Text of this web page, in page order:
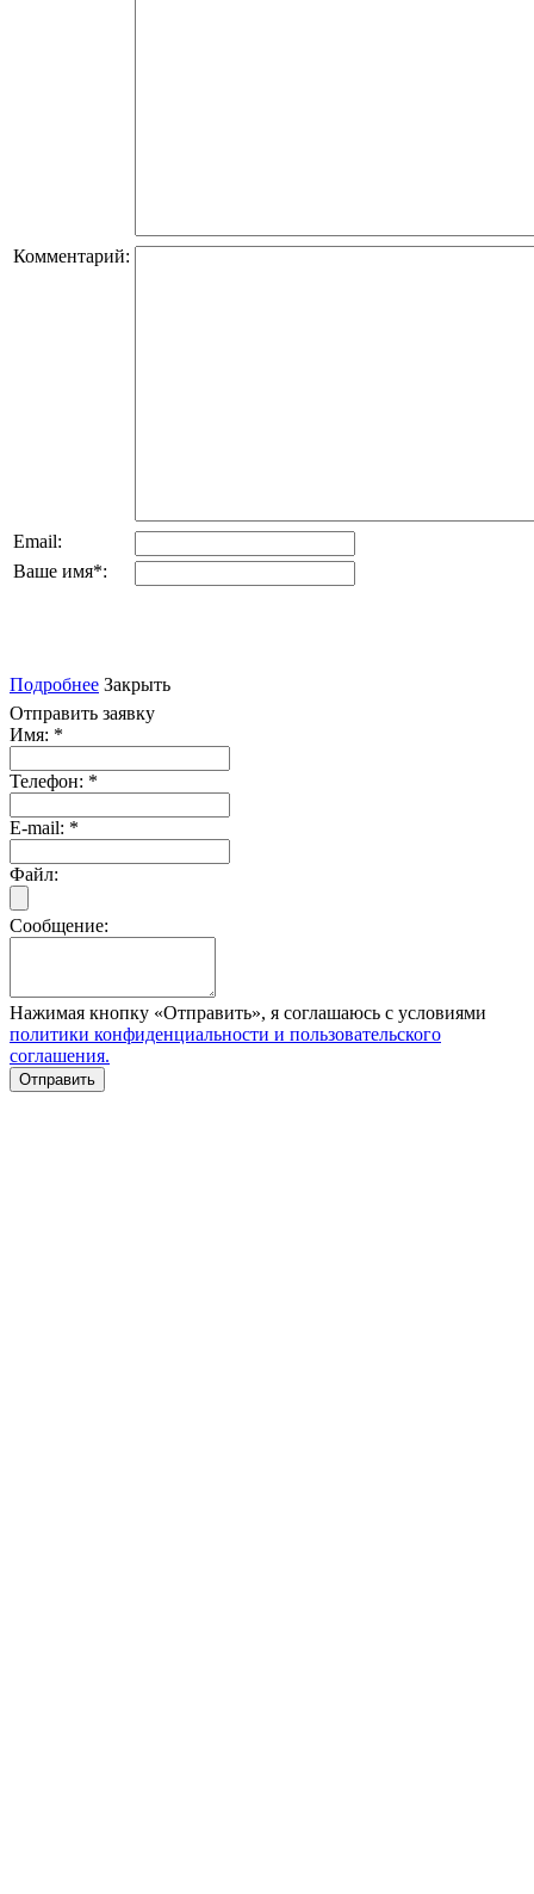
Комментарий:
Email:
Ваше имя*:
Подробнее Закрыть
Отправить заявку
Имя: *
Телефон: *
E-mail: *
Файл:
Сообщение:
Нажимая кнопку «Отправить», я соглашаюсь с условиями
политики конфиденциальности и пользовательского
соглашения.
Отправить